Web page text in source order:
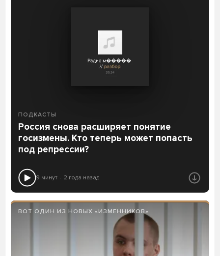
ПОДКАСТЫ
Россия снова расширяет понятие
госизмены. Кто теперь может попасть
под репрессии?
9 минут 2 года назад
ВОТ ОДИН ИЗ НОВЫХ «ИЗМЕННИКОВ»